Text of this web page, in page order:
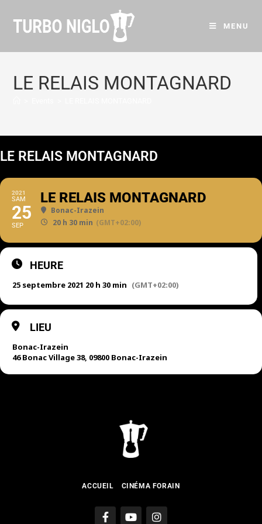
MENU
LE RELAIS MONTAGNARD
LE RELAIS MONTAGNARD
2021
SAM
25
SEP
LE RELAIS MONTAGNARD
Bonac-Irazein
20 h 30 min (GMT+02:00)
HEURE
25 septembre 2021 20 h 30 min (GMT+02:00)
LIEU
Bonac-Irazein
46 Bonac Village 38, 09800 Bonac-Irazein
ACCUEIL CINÉMA FORAIN